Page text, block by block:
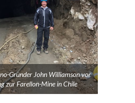
Gründer John Williamson vor
zur Farellon-Mine in Chile